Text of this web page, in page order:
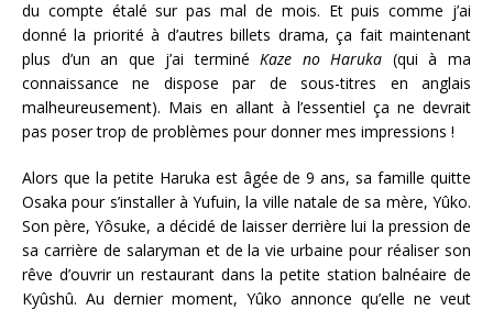
du compte étalé sur pas mal de mois. Et puis comme j’ai
donné la priorité à d’autres billets drama, ça fait maintenant
plus d’un an que j’ai terminéKaze no Haruka (qui à ma
connaissance ne dispose par de sous-titres en anglais
malheureusement). Mais en allant à l’essentiel ça ne devrait
pas poser trop de problèmes pour donner mes impressions !
Alors que la petite Haruka est âgée de 9 ans, sa famille quitte
Osaka pour s’installer à Yufuin, la ville natale de sa mère, Yûko.
Son père, Yôsuke, a décidé de laisser derrière lui la pression de
sa carrière de salaryman et de la vie urbaine pour réaliser son
rêve d’ouvrir un restaurant dans la petite station balnéaire de
Kyûshû. Au dernier moment, Yûko annonce qu’elle ne veut